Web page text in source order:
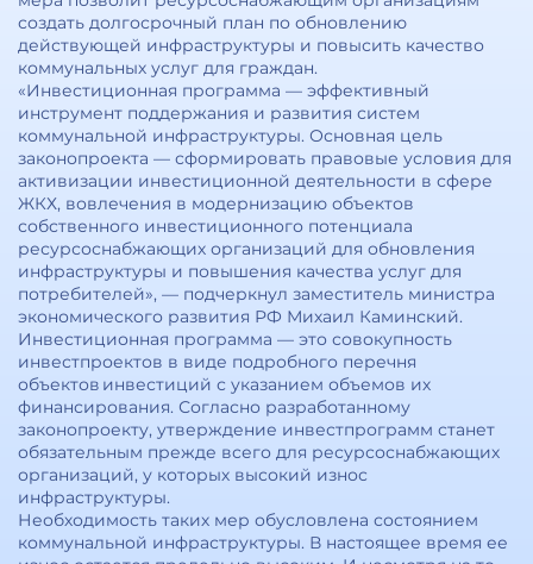
создать долгосрочный план по обновлению
действующей инфраструктуры и повысить качество
коммунальных услуг для граждан.
«Инвестиционная программа — эффективный
инструмент поддержания и развития систем
коммунальной инфраструктуры. Основная цель
законопроекта — сформировать правовые условия для
активизации инвестиционной деятельности в сфере
ЖКХ, вовлечения в модернизацию объектов
собственного инвестиционного потенциала
ресурсоснабжающих организаций для обновления
инфраструктуры и повышения качества услуг для
потребителей», — подчеркнул заместитель министра
экономического развития РФ Михаил Каминский.
Инвестиционная программа — это совокупность
инвестпроектов в виде подробного перечня
объектов инвестиций с указанием объемов их
финансирования. Согласно разработанному
законопроекту, утверждение инвестпрограмм станет
обязательным прежде всего для ресурсоснабжающих
организаций, у которых высокий износ
инфраструктуры.
Необходимость таких мер обусловлена состоянием
коммунальной инфраструктуры. В настоящее время ее